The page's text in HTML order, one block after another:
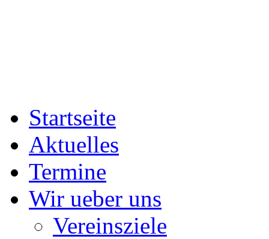
Startseite
Aktuelles
Termine
Wir ueber uns
Vereinsziele